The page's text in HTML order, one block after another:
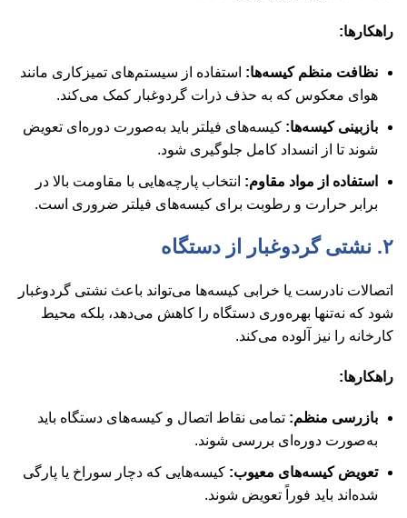
راهکارها:
نظافت منظم کیسه‌ها: استفاده از سیستم‌های تمیزکاری مانند
هوای معکوس که به حذف ذرات گردوغبار کمک می‌کند.
بازبینی کیسه‌ها: کیسه‌های فیلتر باید به‌صورت دوره‌ای تعویض
شوند تا از انسداد کامل جلوگیری شود.
استفاده از مواد مقاوم: انتخاب پارچه‌هایی با مقاومت بالا در
برابر حرارت و رطوبت برای کیسه‌های فیلتر ضروری است.
۲. نشتی گردوغبار از دستگاه
اتصالات نادرست یا خرابی کیسه‌ها می‌تواند باعث نشتی گردوغبار
شود که نه‌تنها بهره‌وری دستگاه را کاهش می‌دهد، بلکه محیط
کارخانه را نیز آلوده می‌کند.
راهکارها:
بازرسی منظم: تمامی نقاط اتصال و کیسه‌های دستگاه باید
به‌صورت دوره‌ای بررسی شوند.
تعویض کیسه‌های معیوب: کیسه‌هایی که دچار سوراخ یا پارگی
شده‌اند باید فوراً تعویض شوند.